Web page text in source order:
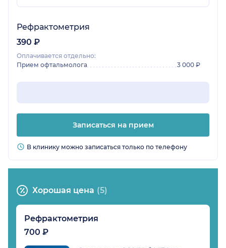
Рефрактометрия
390 ₽
Оплачивается отдельно:
Прием офтальмолога
3 000 ₽
Записаться на прием
В клинику можно записаться только по телефону
Хорошая цена (5)
Рефрактометрия
700 ₽